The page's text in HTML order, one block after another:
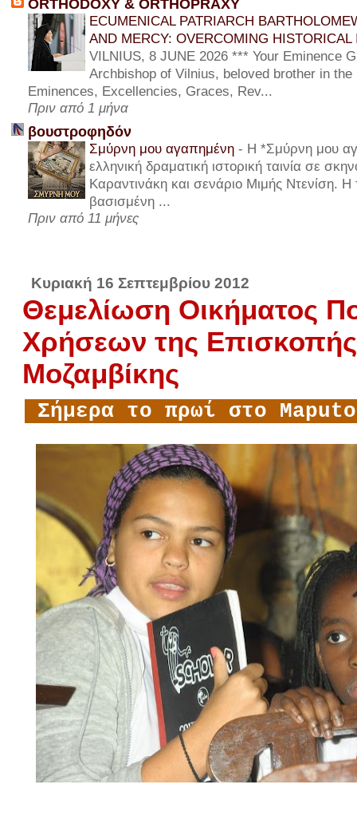
ORTHODOXY & ORTHOPRAXY
ECUMENICAL PATRIARCH
AND MERCY: OVERCOMING HISTORICAL
VILNIUS, 8 JUNE 2026 *** Your Eminence
Archbishop of Vilnius, beloved brother in the
Eminences, Excellencies, Graces, Rev...
Πριν από 1 μήνα
βουστροφηδόν
Σμύρνη μου αγαπημένη - Η *Σμύρνη μου
ελληνική δραματική ιστορική ταινία σε
Καραντινάκη και σενάριο Μιμής Ντενίση. Η
βασισμένη ...
Πριν από 11 μήνες
Κυριακή 16 Σεπτεμβρίου 2012
Θεμελίωση Οικήματος
Χρήσεων της Επισκοπής
Μοζαμβίκης
Σήμερα το πρωί στο